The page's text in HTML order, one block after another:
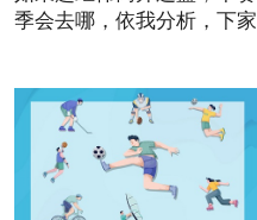
季会去哪，依我分析，下家